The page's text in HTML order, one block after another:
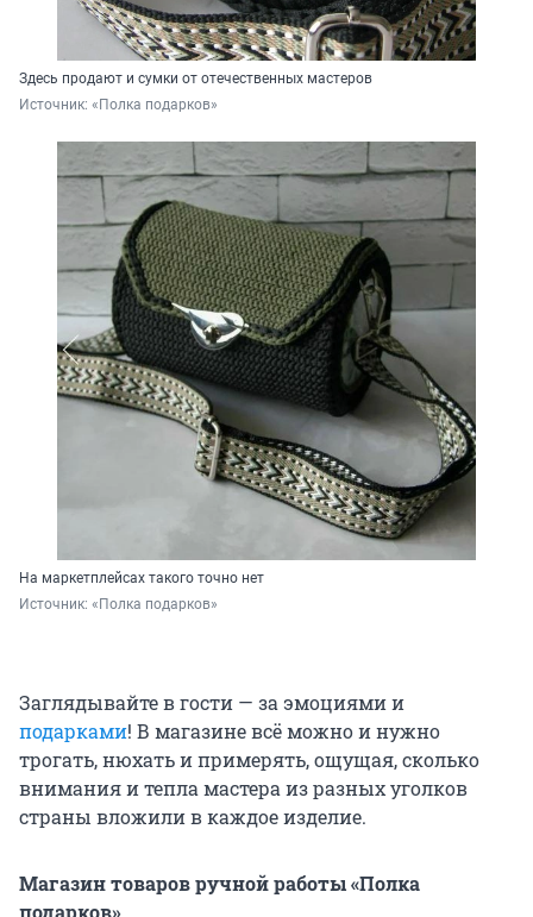
Здесь продают и сумки от отечественных мастеров
Источник: «Полка подарков»
На маркетплейсах такого точно нет
Источник: «Полка подарков»
Заглядывайте в гости — за эмоциями и
подарками! В магазине всё можно и нужно
трогать, нюхать и примерять, ощущая, сколько
внимания и тепла мастера из разных уголков
страны вложили в каждое изделие.
Магазин товаров ручной работы «Полка
подарков»,